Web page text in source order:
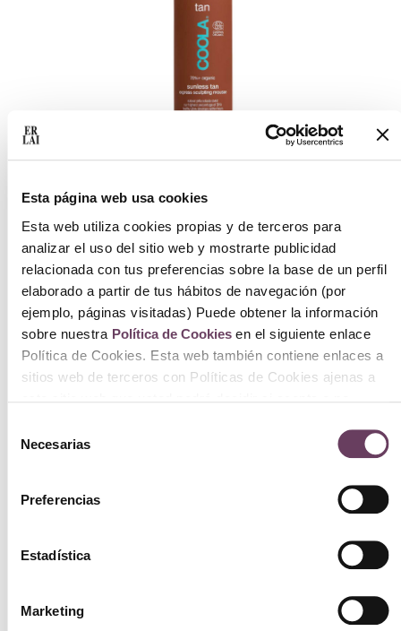
Esta página web usa cookies
Esta web utiliza cookies propias y de terceros para
analizar el uso del sitio web y mostrarte publicidad
relacionada con tus preferencias sobre la base de un perfil
elaborado a partir de tus hábitos de navegación (por
ejemplo, páginas visitadas) Puede obtener la información
sobre nuestra Política de Cookiesen el siguiente enlace
Política de Cookies. Esta web también contiene enlaces a
sitios web de terceros con Políticas de Cookies ajenas a
Necesarias
Preferencias
Estadística
Marketing
Coola Sunless Tan Express Sculpting
Mousse 207ml
57.00€
Ver